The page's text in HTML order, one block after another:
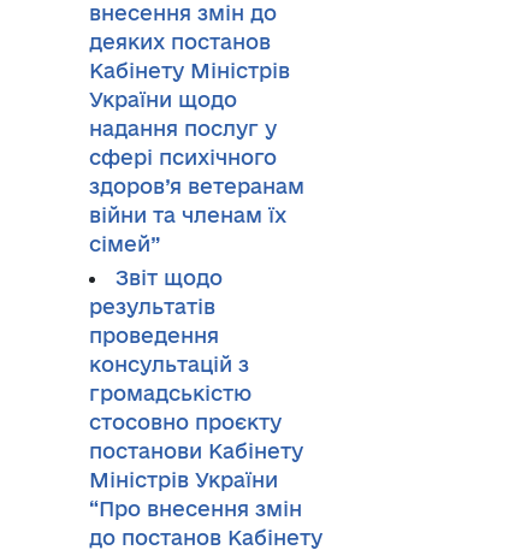
внесення змін до
деяких постанов
Кабінету Міністрів
України щодо
надання послуг у
сфері психічного
здоров’я ветеранам
війни та членам їх
сімей”
Звіт щодо
результатів
проведення
консультацій з
громадськістю
стосовно проєкту
постанови Кабінету
Міністрів України
“Про внесення змін
до постанов Кабінету